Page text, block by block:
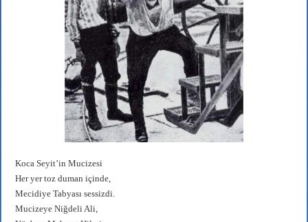
Koca Seyit’in Mucizesi
Her yer toz duman içinde,
Mecidiye Tabyası sessizdi.
Mucizeye Niğdeli Ali,